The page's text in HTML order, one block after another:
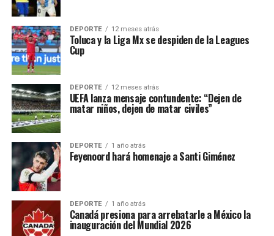
DEPORTE 12 meses atrás
Toluca y la Liga Mx se despiden de la Leagues
Cup
DEPORTE 12 meses atrás
UEFA lanza mensaje contundente: “Dejen de
matar niños, dejen de matar civiles”
DEPORTE 1 año atrás
Feyenoord hará homenaje a Santi Giménez
DEPORTE 1 año atrás
Canadá presiona para arrebatarle a México la
inauguración del Mundial 2026